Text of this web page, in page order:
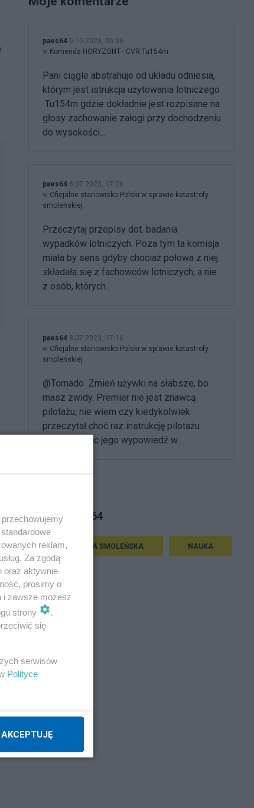
paes64 5.10.2023, 05:06
w Komenda HORYZONT - CVR Tu154m
Pani ciągle abstrahuje od układu odniesia,
którym jest istrukcja użytowania lotniczego
Tu154m gdzie dokładnie jest rozpisane na
głosy zachowanie załogi przy dochodzeniu
do wysokości...
paes64 8.07.2023, 17:26
w Oficjalne stanowisko Polski w sprawie katastrofy
smoleńskiej
Przeczytaj przepisy dot. badania
wypadków lotniczych. Poza tym ta komisja
miała by sens gdyby chociaż połowa z niej
składała się z fachowców lotniczych, a nie
z osób, których...
paes64 8.07.2023, 17:16
w Oficjalne stanowisko Polski w sprawie katastrofy
smoleńskiej
@Tornado Zmień używki na słabsze, bo
masz zwidy. Premier nie jest znawcą
pilotażu, nie wiem czy kiedykolwiek
przeczytał choć raz instrukcję pilotażu
Tu154m, więc jego wypowiedź w...
Tematy paes64
KATASTROFA SMOLEŃSKA NAUKA
reklam,
Za zgodą
oraz aktywnie
prosimy o
i zawsze możesz
strony
.
się
serwisów
Polityce
AKCEPTUJĘ